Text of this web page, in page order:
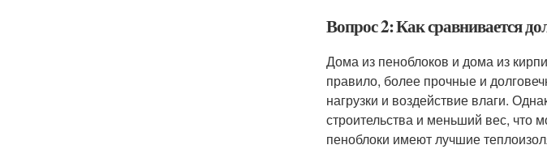
Вопрос 2: Как сравнивается
Дома из пеноблоков и дома из
правило, более прочные и
нагрузки и воздействие влаги.
строительства и меньший вес, что
пеноблоки имеют лучшие